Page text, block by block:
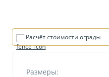
Расчёт стоимости ограды
Размеры: